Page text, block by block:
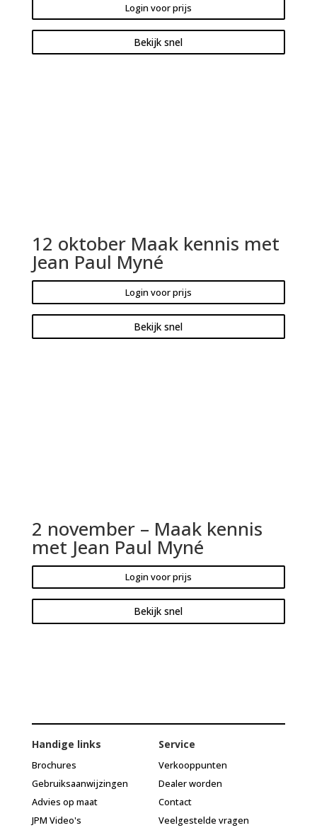
Login voor prijs
Bekijk snel
12 oktober Maak kennis met
Jean Paul Myné
Login voor prijs
Bekijk snel
2 november – Maak kennis
met Jean Paul Myné
Login voor prijs
Bekijk snel
Handige links
Brochures
Gebruiksaanwijzingen
Advies op maat
JPM Video's
Service
Verkooppunten
Dealer worden
Contact
Veelgestelde vragen